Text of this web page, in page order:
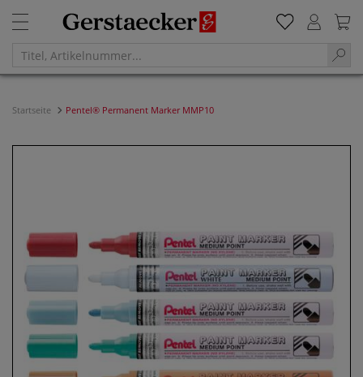
Startseite Pentel® Permanent Marker MMP10